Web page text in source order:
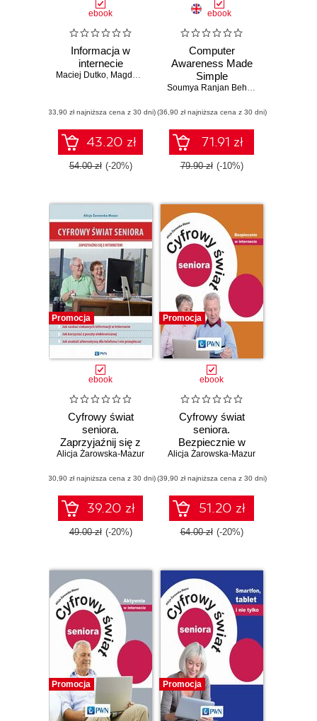
ebook
Informacja w
internecie
Maciej Dutko, Magdalena Karciarz
(33,90 zł najniższa cena z 30 dni)
43.20 zł
54.00 zł (-20%)
ebook
Computer
Awareness Made
Simple
Soumya Ranjan Behera
(36,90 zł najniższa cena z 30 dni)
71.91 zł
79.90 zł (-10%)
Promocja
ebook
Cyfrowy świat
seniora.
Zaprzyjaźnij się z
Internetem
Alicja Żarowska-Mazur
(30,90 zł najniższa cena z 30 dni)
39.20 zł
49.00 zł (-20%)
Promocja
ebook
Cyfrowy świat
seniora.
Bezpiecznie w
internecie
Alicja Żarowska-Mazur
(39,90 zł najniższa cena z 30 dni)
51.20 zł
64.00 zł (-20%)
Promocja Promocja